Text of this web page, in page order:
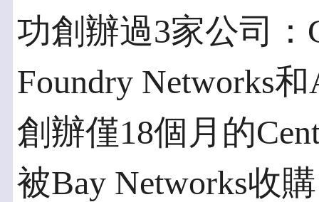
功創辦過3家公司：
Foundry Networks
創辦僅18個月的
被Bay Networks收